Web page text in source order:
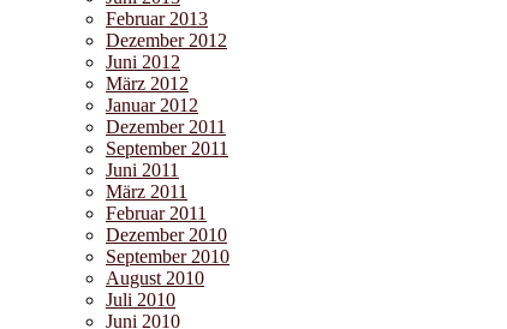
Februar 2013
Dezember 2012
Juni 2012
März 2012
Januar 2012
Dezember 2011
September 2011
Juni 2011
März 2011
Februar 2011
Dezember 2010
September 2010
August 2010
Juli 2010
Juni 2010